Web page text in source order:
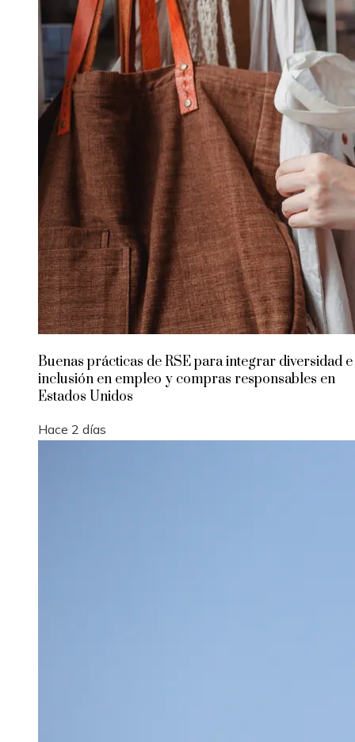
Buenas prácticas de RSE para integrar diversidad e
inclusión en empleo y compras responsables en
Estados Unidos
Hace 2 días